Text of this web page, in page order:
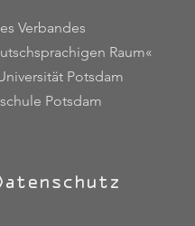
Verbandes
Raum«
Potsdam
Potsdam